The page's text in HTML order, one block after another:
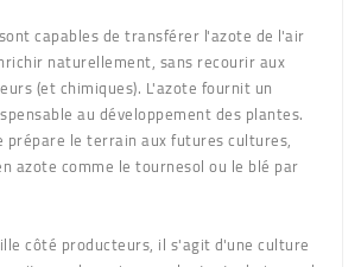
capables de transférer l'azote de l'air
naturellement, sans recourir aux
(et chimiques). L'azote fournit un
au développement des plantes.
le terrain aux futures cultures,
azote comme le tournesol ou le blé par
côté producteurs, il s'agit d'une culture